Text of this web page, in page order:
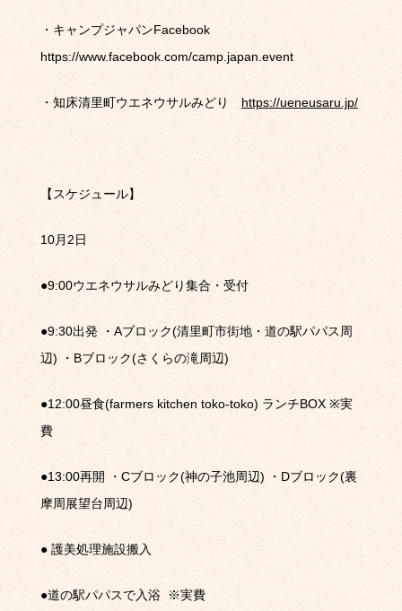
・キャンプジャパンFacebook
https://www.facebook.com/camp.japan.event
・知床清里町ウエネウサルみどり https://ueneusaru.jp/
【スケジュール】
10月 2日
●9:00ウエネウサルみどり集合・受付
●9:30出発 ・ Aブロック(清里町市街地・道の駅パパス周
辺) ・ Bブロック(さくらの滝周辺)
●12:00昼食(farmers kitchen toko-toko) ランチBOX ※実
費
●13:00再開 ・ Cブロック(神の子池周辺) ・ Dブロック(裏
摩周展望台周辺)
● 護美処理施設搬入
●道の駅パパスで入浴 ※実費